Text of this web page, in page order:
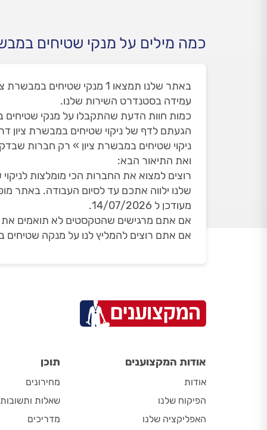
כמה מילים על מנקי שטיחים
עמידה בסטנדרט השירות שלנו.
כמות חוות הדעת שהתקבלו על מנקי שטיחים
הגעתם לדף של ניקוי שטיחים במבשרת
ניקוי שטיחים במבשרת ציון » רק חברות
ואת התיאור הבא:
רוצים למצוא את החברות הכי מומלצות
מעודכן ל 14/07/2026.
אם אתם מרגישים שהטקסטים לא תואמים את
אם אתם רוצים להמליץ לנו על מנקה שטיחים
אודות המקצוענים
אודות
הפיקוח שלנו
האפליקציה שלנו
תוכן
מחירונים
שאלות ותשובות
מדריכים